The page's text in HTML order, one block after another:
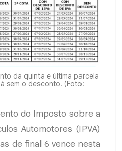
da quinta e última parcela
sem o desconto. (Foto:
do Imposto sobre a
Automotores (IPVA)
de final 6 vence nesta